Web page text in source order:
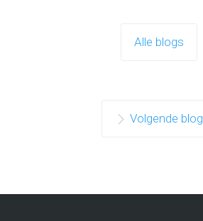
Alle blogs
Volgende blog